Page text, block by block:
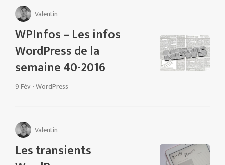
Valentin
WPInfos – Les infos
WordPress de la
semaine 40-2016
9 Fév ·WordPress
Valentin
Les transients